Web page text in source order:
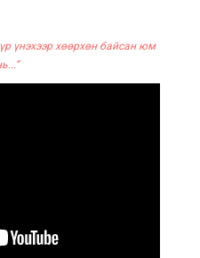
үнэхээр хөөрхөн байсан юм